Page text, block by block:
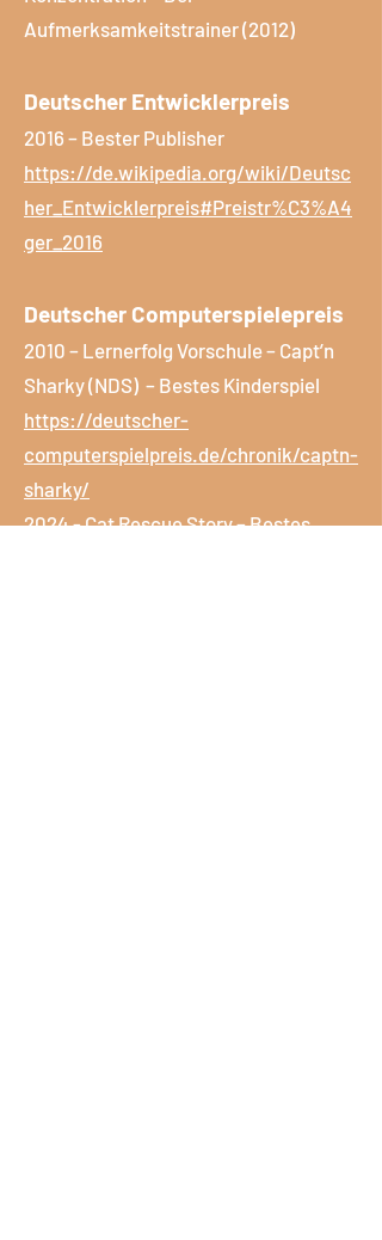
Aufmerksamkeitstrainer (2012)
Deutscher Entwicklerpreis
2016 – Bester Publisher
https://de.wikipedia.org/wiki/Deutsc
her_Entwicklerpreis#Preistr%C3%A4
ger_2016
Deutscher Computerspielepreis
2010 – Lernerfolg Vorschule – Capt’n
Sharky (NDS) – Bestes Kinderspiel
https://deutscher-
computerspielpreis.de/chronik/captn-
sharky/
2024 - Cat Rescue Story – Bestes